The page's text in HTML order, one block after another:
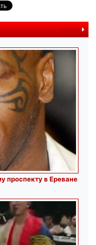
далее
проспекту в Ереване